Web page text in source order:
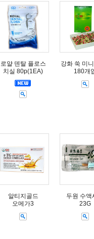
로얄 덴탈 플로스
치실 80p(1EA)
강화 쑥 미
180개
알티지골드
오메가3
두원 수액
23G